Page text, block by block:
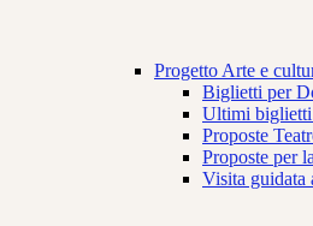
Progetto Arte e
Biglietti per
Ultimi biglietti
Proposte
Proposte per
Visita guidata